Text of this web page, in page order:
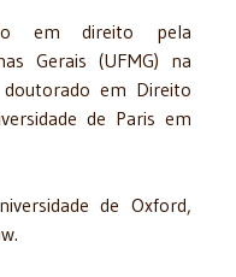
em direito pela
Gerais (UFMG) na
em Direito
de Paris em
de Oxford,